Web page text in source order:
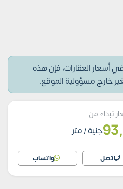
أسعار العقارات، فإن هذه
خارج مسؤولية الموقع.
تبداء من
جنية/ متر
اتصل واتساب